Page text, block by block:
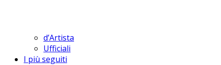
d’Artista
Ufficiali
I più seguiti